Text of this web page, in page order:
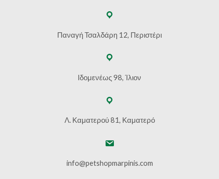
Παναγή Τσαλδάρη 12, Περιστέρι
Ιδομενέως 98, Ίλιον
Λ. Καματερού 81, Καματερό
info@petshopmarpinis.com